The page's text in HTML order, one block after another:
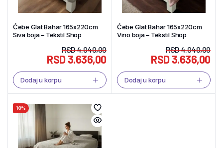
Ćebe Glat Bahar 165x220cm
Siva boja – Tekstil Shop
RSD4.040,00
RSD3.636,00
Dodaj u korpu
Ćebe Glat Bahar 165x220cm
Vino boja – Tekstil Shop
RSD4.040,00
RSD3.636,00
Dodaj u korpu
10%